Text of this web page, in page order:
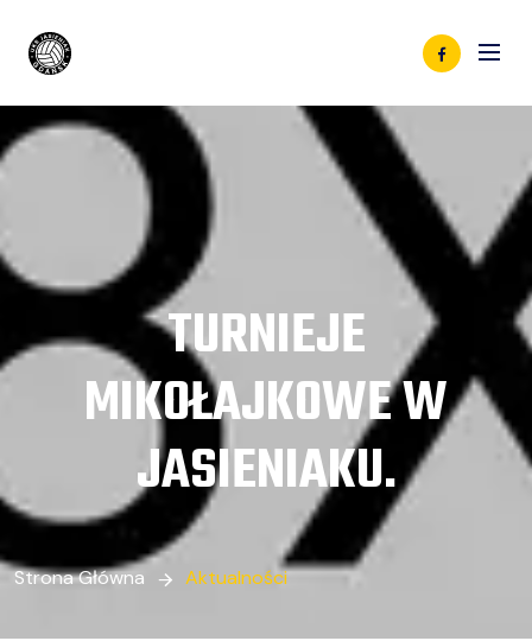
TURNIEJE
MIKOŁAJKOWE W
JASIENIAKU.
Strona Główna Aktualności